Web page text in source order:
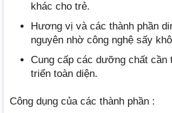
khác cho trẻ.
Hương vị và các thành phần
nguyên nhờ công nghệ sấy
Cung cấp các dưỡng chất cần
triển toàn diện.
Công dụng của các thành phần :